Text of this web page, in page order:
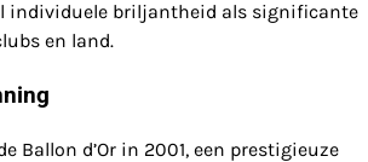
individuele briljantheid als significante
en land.
Ballon d’Or in 2001, een prestigieuze